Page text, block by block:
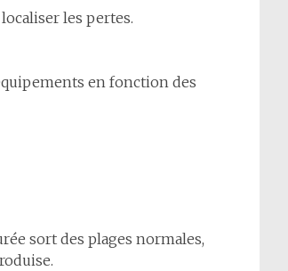
les pertes.
en fonction des
sort des plages normales,